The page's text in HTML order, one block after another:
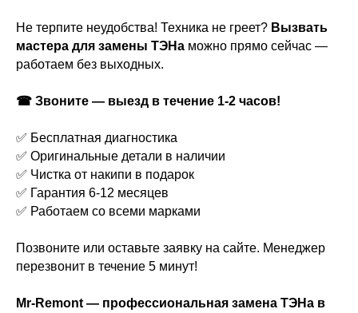
Не терпите неудобства! Техника не греет? Вызвать
мастера для замены ТЭНа можно прямо сейчас —
работаем без выходных.
☎ Звоните — выезд в течение 1-2 часов!
✅ Бесплатная диагностика
✅ Оригинальные детали в наличии
✅ Чистка от накипи в подарок
✅ Гарантия 6-12 месяцев
✅ Работаем со всеми марками
Позвоните или оставьте заявку на сайте. Менеджер
перезвонит в течение 5 минут!
Mr-Remont — профессиональная замена ТЭНа в